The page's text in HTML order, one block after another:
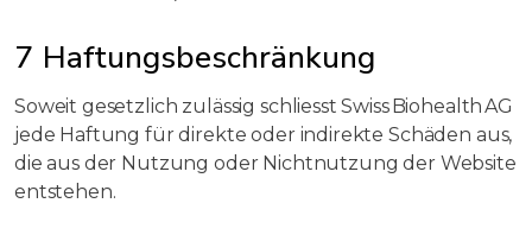
7 Haftungsbeschränkung
Soweit gesetzlich zulässig schliesst Swiss Biohealth AG
jede Haftung für direkte oder indirekte Schäden aus,
die aus der Nutzung oder Nichtnutzung der Website
entstehen.